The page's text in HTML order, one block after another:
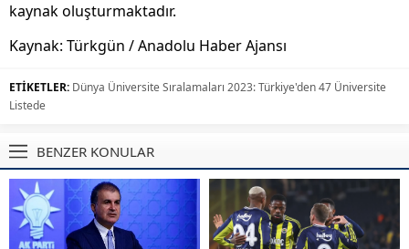
kaynak oluşturmaktadır.
Kaynak: Türkgün / Anadolu Haber Ajansı
ETİKETLER: Dünya Üniversite Sıralamaları 2023: Türkiye'den 47 Üniversite
Listede
BENZER KONULAR